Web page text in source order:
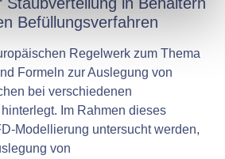
Befüllungsverfahren
Regelwerk zum Thema
Formeln zur Auslegung von
bei verschiedenen
Im Rahmen dieses
Modellierung untersucht werden,
von